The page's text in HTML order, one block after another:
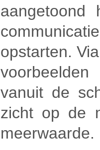
aangetoond
opstarten.
vanuit de
zicht op de
meerwaarde.